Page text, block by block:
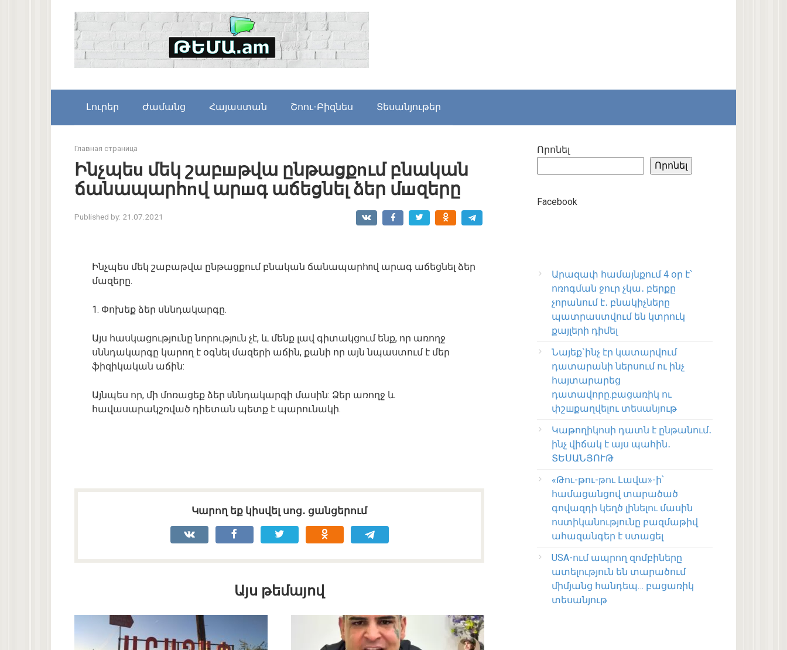
Լուրեր Ժամանց Հայաստան Շոու-Բիզնես Տեսանյութեր
Главная страница
Ինչպեu մեկ շաբшթվա ընթացքnւմ բնական
ճանապարհnվ արшգ աճեցնել ձեր մшզերը
Published by: 21.07.2021
Ինչպես մեկ շաբաթվա ընթացքում բնական ճանապարհnվ արագ աճեցնել ձեր
մազերը.
1. Փոխեք ձեր սննդակարգը.
Այս հասկացությունը նորությnւն չէ, և մենք լավ գիտակցում ենք, որ առողջ
սննդակարգը կարող է օգնել մազերի աճին, քանի որ այն նպաստում է մեր
ֆիզիկական աճին:
Այնպես որ, մի մոռացեք ձեր uննդակարգի մասին: Ձեր առողջ և
հավասարակշռված դիետան պետք է պարունակի.
Կարող եք կիսվել սոց․ ցանցերում
Այս թեմայով
Որոնել
Որոնել
Facebook
Արազափ համայնքում 4 օր է՝
ոռոգման ջուր չկա․ բերքը
չորանում է․ բնակիչները
պատրաստվում են կտրուկ
քայլերի դիմել
Նայեք`ինչ էր կատարվում
դատարանի ներսում ու ինչ
հայտարարեց
դատավորը.բացառիկ ու
փշшքաղվելու տեսանյութ
Կաթողիկոսի դատն է ընթանում․
ինչ վիճակ է այս պահին․
ՏԵՍԱՆՅՈՒԹ
«Թու-թու-թու Լավա»-ի՝
համացանցով տարածած
գովազդի կեղծ լինելու մասին
ոստիկանությունը բազմաթիվ
ահազանգեր է ստացել
USA-ում ապրող զոմբիները
ատելություն են տարածում
միմյանց հանդեպ… բացառիկ
տեսանյութ